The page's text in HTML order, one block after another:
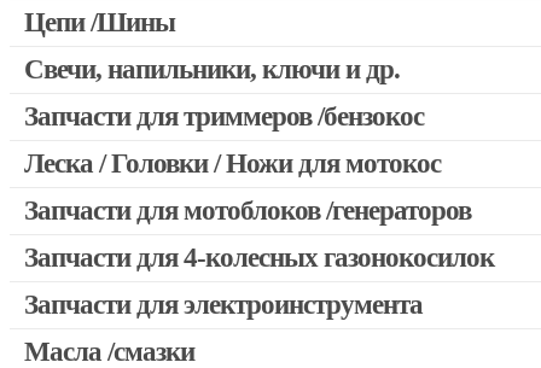
Запчасти для бензопил Husqvarna, Partner
Запчасти для бензопил Oleo-mac, Echo и др.
Цепи /Шины
Свечи, напильники, ключи и др.
Запчасти для триммеров /бензокос
Запчасти для Китайских триммеров
Запчасти для мотокос Stihl /Husqvarna /Oleo-mac /Echo и
Леска / Головки / Ножи для мотокос
Запчасти для мотоблоков /генераторов
Запчасти для 4-колесных газонокосилок
Запчасти для электроинструмента
Двигатели, редукторы для шуруповертов
Масла /смазки